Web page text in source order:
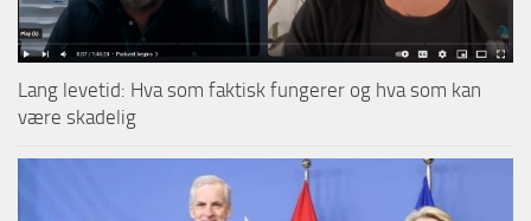
Lang levetid: Hva som faktisk fungerer og hva som kan
være skadelig